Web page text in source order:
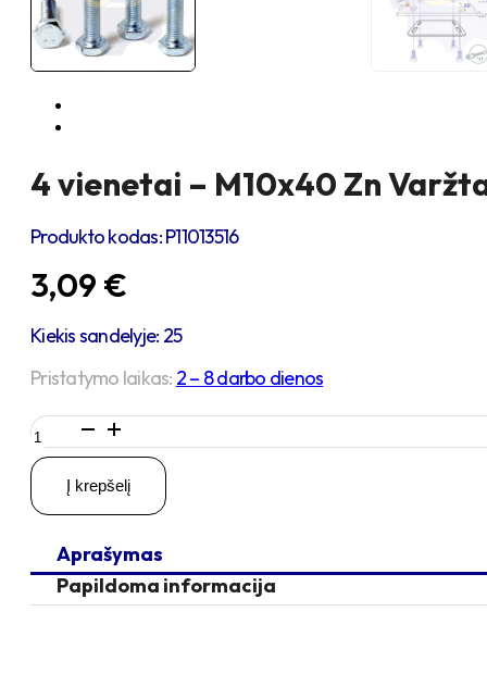
4 vienetai – M10x40 Zn
Produkto kodas:P11013516
3,09 €
Kiekis sandelyje: 25
Pristatymo laikas: 2 – 8 darbo dienos
produkto
kiekis:
4
vienetai
–
Varžtas
šešiakampe
Į krepšelį
Aprašymas
Papildoma informacija